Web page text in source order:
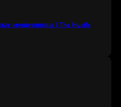
мошенницы | The Hustle